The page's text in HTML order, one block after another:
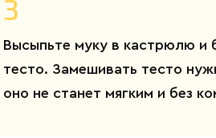
3
Высыпьте муку в кастрюлю и
тесто. Замешивать тесто
оно не станет мягким и без